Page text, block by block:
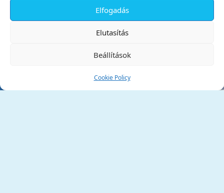
Elfogadás
Elutasítás
Beállítások
Cookie Policy
Tata Város Önkormányzata
✕